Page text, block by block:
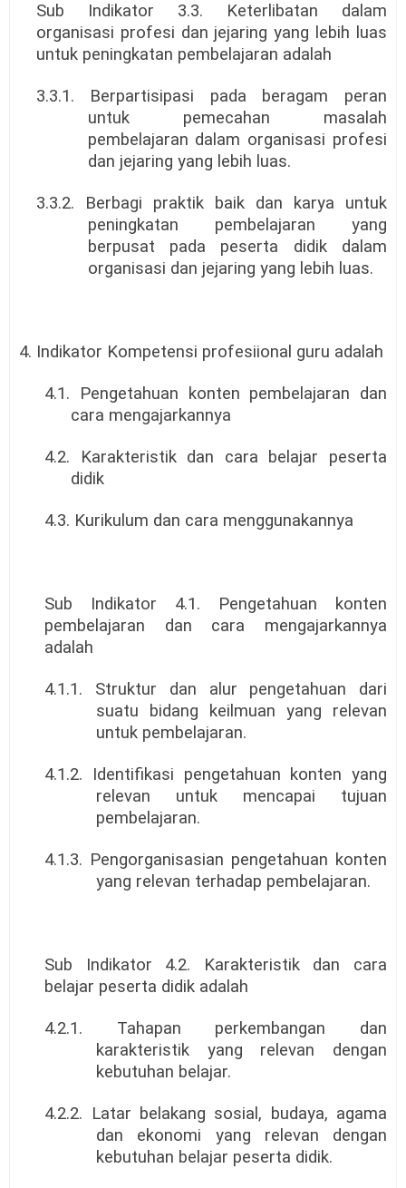
Sub Indikator 3.3. Keterlibatan dalam
organisasi profesi dan jejaring yang lebih luas
untuk peningkatan pembelajaran adalah
3.3.1. Berpartisipasi pada beragam peran
untuk pemecahan masalah
pembelajaran dalam organisasi profesi
dan jejaring yang lebih luas.
3.3.2. Berbagi praktik baik dan karya untuk
peningkatan pembelajaran yang
berpusat pada peserta didik dalam
organisasi dan jejaring yang lebih luas.
4. Indikator Kompetensi profesiional guru adalah
4.1. Pengetahuan konten pembelajaran dan
cara mengajarkannya
4.2. Karakteristik dan cara belajar peserta
didik
4.3. Kurikulum dan cara menggunakannya
Sub Indikator 4.1. Pengetahuan konten
pembelajaran dan cara mengajarkannya
adalah
4.1.1. Struktur dan alur pengetahuan dari
suatu bidang keilmuan yang relevan
untuk pembelajaran.
4.1.2. Identifikasi pengetahuan konten yang
relevan untuk mencapai tujuan
pembelajaran.
4.1.3. Pengorganisasian pengetahuan konten
yang relevan terhadap pembelajaran.
Sub Indikator 4.2. Karakteristik dan cara
belajar peserta didik adalah
4.2.1. Tahapan perkembangan dan
karakteristik yang relevan dengan
kebutuhan belajar.
4.2.2. Latar belakang sosial, budaya, agama
dan ekonomi yang relevan dengan
kebutuhan belajar peserta didik.